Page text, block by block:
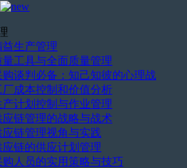
益生产管理
量工具与全面质量管理
购谈判必备：知己知彼的心理战
厂成本控制和价值分析
产计划控制与作业管理
应链管理的战略与战术
应链管理视角与实践
应链的供应计划管理
购人员的实用策略与技巧